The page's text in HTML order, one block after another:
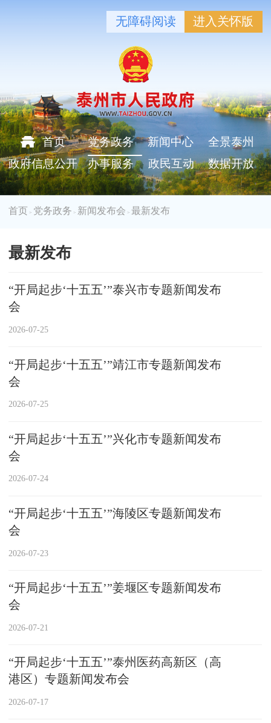
无障碍阅读 进入关怀版
首页 党务政务 新闻中心
全景泰州
政府信息公开
办事服务 政民互动 数据开放
首页 > 党务政务 > 新闻发布会 >最新发布
最新发布
“开局起步‘十五五’”泰兴市专题新闻发布
会
2026-07-25
“开局起步‘十五五’”靖江市专题新闻发布
会
2026-07-25
“开局起步‘十五五’”兴化市专题新闻发布
会
2026-07-24
“开局起步‘十五五’”海陵区专题新闻发布
会
2026-07-23
“开局起步‘十五五’”姜堰区专题新闻发布
会
2026-07-21
“开局起步‘十五五’”泰州医药高新区（高
港区）专题新闻发布会
2026-07-17